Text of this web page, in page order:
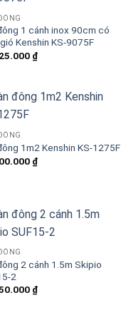
→
1 cánh inox 90cm có
Kenshin KS-9075F
₫
1m2 Kenshin KS-1275F
₫
2 cánh 1.5m Skipio
2
₫